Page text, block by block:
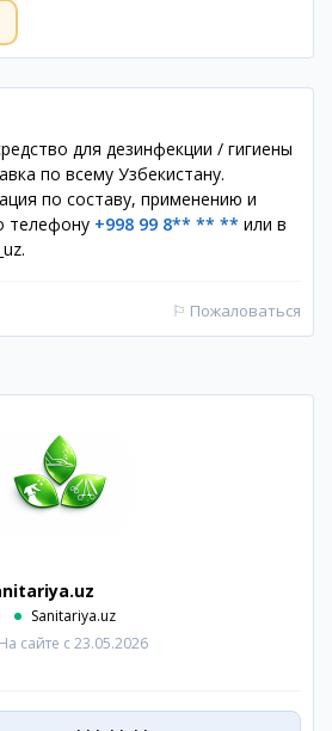
для дезинфекции / гигиены
по всему Узбекистану.
по составу, применению и
телефону +998 99 8** ** ** или в
⚐ Пожаловаться
Sanitariya.uz
На сайте с 23.05.2026